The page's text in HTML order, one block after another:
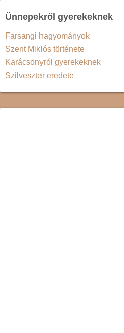
Ünnepekről gyerekeknek
Farsangi hagyományok
Szent Miklós története
Karácsonyról gyerekeknek
Szilveszter eredete